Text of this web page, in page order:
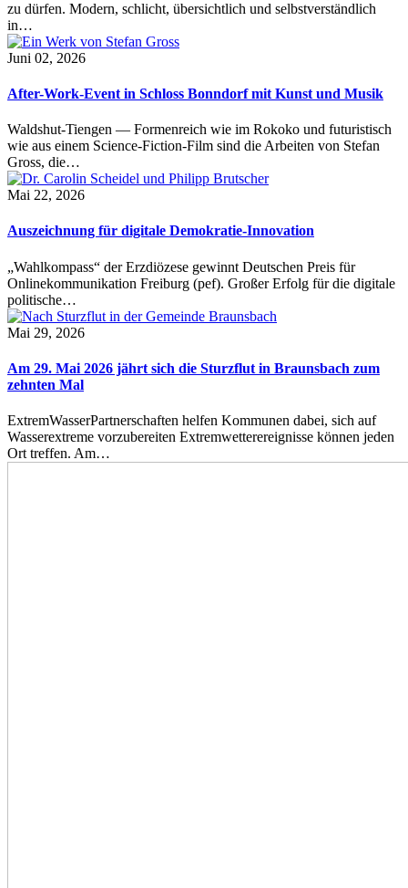
zu dürfen. Modern, schlicht, übersichtlich und selbstverständlich
in…
Juni 02, 2026
After-Work-Event in Schloss Bonndorf mit Kunst und Musik
Waldshut-Tiengen — Formenreich wie im Rokoko und futuristisch
wie aus einem Science-Fiction-Film sind die Arbeiten von Stefan
Gross, die…
Mai 22, 2026
Auszeichnung für digitale Demokratie-Innovation
„Wahlkompass“ der Erzdiözese gewinnt Deutschen Preis für
Onlinekommunikation Freiburg (pef). Großer Erfolg für die digitale
politische…
Mai 29, 2026
Am 29. Mai 2026 jährt sich die Sturzflut in Braunsbach zum
zehnten Mal
ExtremWasserPartnerschaften helfen Kommunen dabei, sich auf
Wasserextreme vorzubereiten Extremwetterereignisse können jeden
Ort treffen. Am…